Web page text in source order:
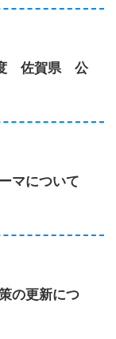
度 佐賀県 公
マについて
の更新につ